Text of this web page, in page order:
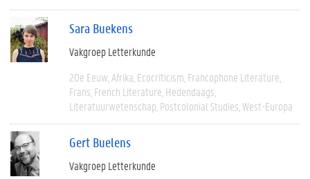
Sara Buekens
Vakgroep Letterkunde
20e Eeuw Afrika Ecocriticism Francophone Literature
Frans French Literature Hedendaags
Literatuurwetenschap Postcolonial Studies West-Europa
Gert Buelens
Vakgroep Letterkunde